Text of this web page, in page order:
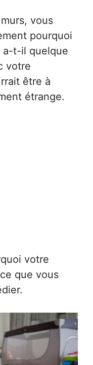
vous
pourquoi
a-t-il quelque
votre
être à
étrange.
votre
que vous